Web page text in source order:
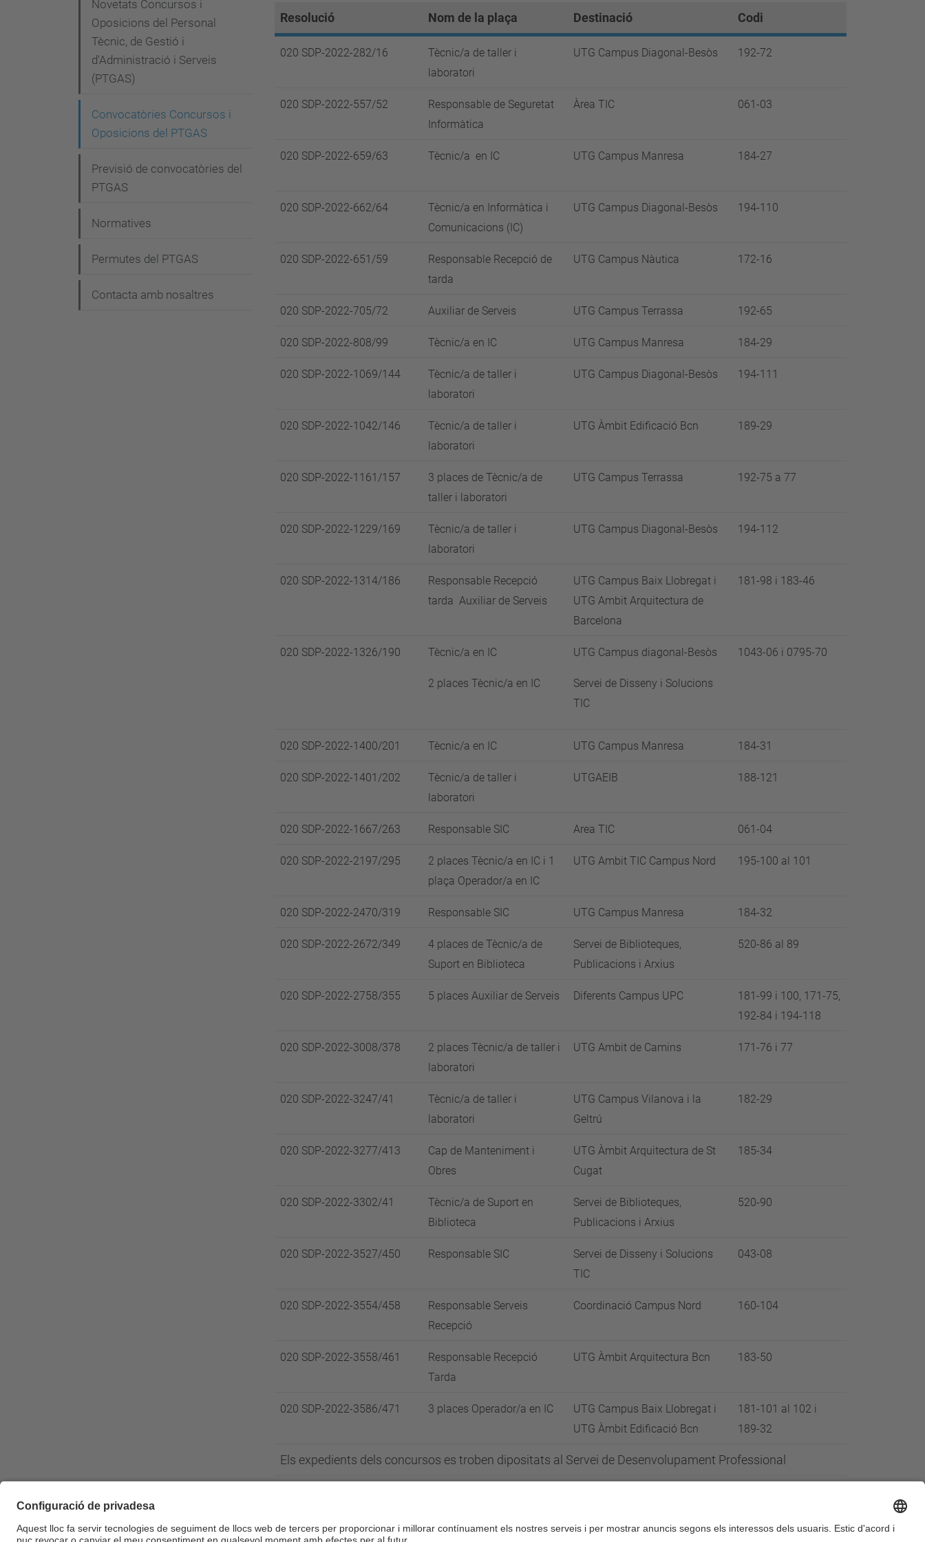
Resolució Nom de la plaça Destinació Codi
Els expedients dels concursos es troben dipositats al Servei de Desenvolupament Professional
020 SDP-2022-282/16
Tècnic/a de taller i
laboratori
UTG Campus Diagonal-Besòs 192-72
020 SDP-2022-557/52
Responsable de Seguretat
Informàtica
Àrea TIC 061-03
020 SDP-2022-659/63 Tècnic/a en IC UTG Campus Manresa 184-27
020 SDP-2022-662/64
Tècnic/a en Informàtica i
Comunicacions (IC)
UTG Campus Diagonal-Besòs 194-110
020 SDP-2022-651/59
Responsable Recepció de
tarda
UTG Campus Nàutica 172-16
020 SDP-2022-705/72 Auxiliar de Serveis UTG Campus Terrassa 192-65
020 SDP-2022-808/99 Tècnic/a en IC UTG Campus Manresa 184-29
020 SDP-2022-1069/144
Tècnic/a de taller i
laboratori
UTG Campus Diagonal-Besòs 194-111
020 SDP-2022-1042/146
Tècnic/a de taller i
laboratori
UTG Àmbit Edificació Bcn 189-29
020 SDP-2022-1161/157
3 places de Tècnic/a de
taller i laboratori
UTG Campus Terrassa 192-75 a 77
020 SDP-2022-1229/169
Tècnic/a de taller i
laboratori
UTG Campus Diagonal-Besòs 194-112
020 SDP-2022-1314/186
Responsable Recepció
tarda Auxiliar de Serveis
UTG Campus Baix Llobregat i
UTG Ambit Arquitectura de
Barcelona
181-98 i 183-46
020 SDP-2022-1326/190 Tècnic/a en IC
2 places Tècnic/a en IC
UTG Campus diagonal-Besòs
Servei de Disseny i Solucions
TIC
1043-06 i 0795-70
020 SDP-2022-1400/201 Tècnic/a en IC UTG Campus Manresa 184-31
020 SDP-2022-1401/202
Tècnic/a de taller i
laboratori
UTGAEIB 188-121
020 SDP-2022-1667/263 Responsable SIC Area TIC 061-04
020 SDP-2022-2197/295
2 places Tècnic/a en IC i 1
plaça Operador/a en IC
UTG Ambit TIC Campus Nord 195-100 al 101
020 SDP-2022-2470/319 Responsable SIC UTG Campus Manresa 184-32
020 SDP-2022-2672/349
4 places de Tècnic/a de
Suport en Biblioteca
Servei de Biblioteques,
Publicacions i Arxius
520-86 al 89
020 SDP-2022-2758/355 5 places Auxiliar de Serveis Diferents Campus UPC
181-99 i 100, 171-75,
192-84 i 194-118
020 SDP-2022-3008/378
2 places Tècnic/a de taller i
laboratori
UTG Ambit de Camins 171-76 i 77
020 SDP-2022-3247/41
Tècnic/a de taller i
laboratori
UTG Campus Vilanova i la
Geltrú
182-29
020 SDP-2022-3277/413
Cap de Manteniment i
Obres
UTG Àmbit Arquitectura de St
Cugat
185-34
020 SDP-2022-3302/41
Tècnic/a de Suport en
Biblioteca
Servei de Biblioteques,
Publicacions i Arxius
520-90
020 SDP-2022-3527/450 Responsable SIC
Servei de Disseny i Solucions
TIC
043-08
020 SDP-2022-3554/458
Responsable Serveis
Recepció
Coordinació Campus Nord 160-104
020 SDP-2022-3558/461
Responsable Recepció
Tarda
UTG Àmbit Arquitectura Bcn 183-50
020 SDP-2022-3586/471 3 places Operador/a en IC
UTG Campus Baix Llobregat i
UTG Àmbit Edificació Bcn
181-101 al 102 i
189-32
i
Novetats Concursos i
Oposicions del Personal
Tècnic, de Gestió i
d'Administració i Serveis
(PTGAS)
Convocatòries Concursos i
Oposicions del PTGAS
Previsió de convocatòries del
PTGAS
Normatives
Permutes del PTGAS
Contacta amb nosaltres